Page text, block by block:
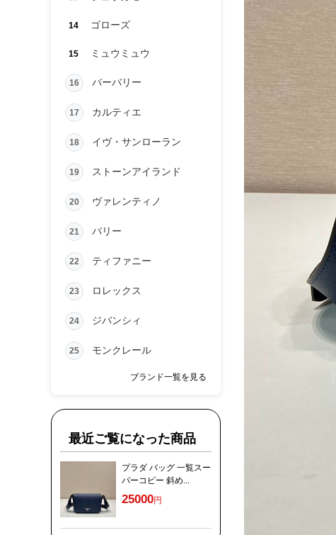
14 ゴローズ
15 ミュウミュウ
16 バーバリー
17 カルティエ
18 イヴ・サンローラン
19 ストーンアイランド
20 ヴァレンティノ
21 バリー
22 ティファニー
23 ロレックス
24 ジバンシィ
25 モンクレール
ブランド一覧を見る
最近ご覧になった商品
プラダ バッグ 一覧スー
パーコピー 斜め...
25000円